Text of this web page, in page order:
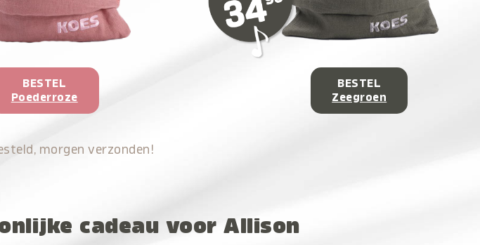
BESTEL
Poederroze
BESTEL
Zeegroen
morgen verzonden!
cadeau voor Allison